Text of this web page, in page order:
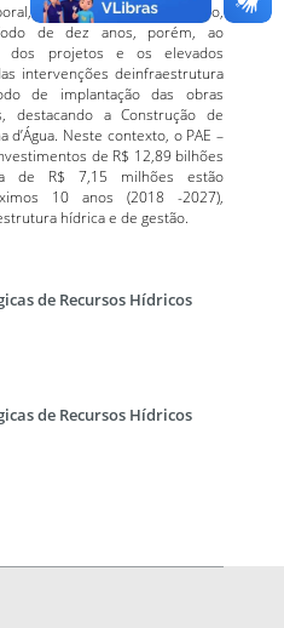
este plano foi pensado,
de dez anos, porém, ao
dos projetos e os elevados
intervenções deinfraestrutura
de implantação das obras
destacando a Construção de
d’Água. Neste contexto, o PAE –
de R$ 12,89 bilhões
de R$ 7,15 milhões estão
10 anos (2018 -2027),
hídrica e de gestão.
de Recursos Hídricos
de Recursos Hídricos